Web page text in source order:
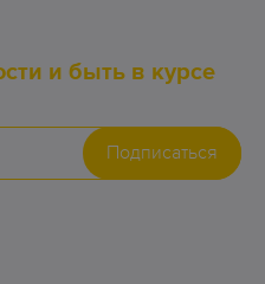
и быть в курсе
Подписаться